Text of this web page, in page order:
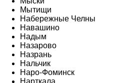
Мытищи
Набережные Челны
Навашино
Надым
Назарово
Назрань
Нальчик
Наро-Фоминск
Нарткала